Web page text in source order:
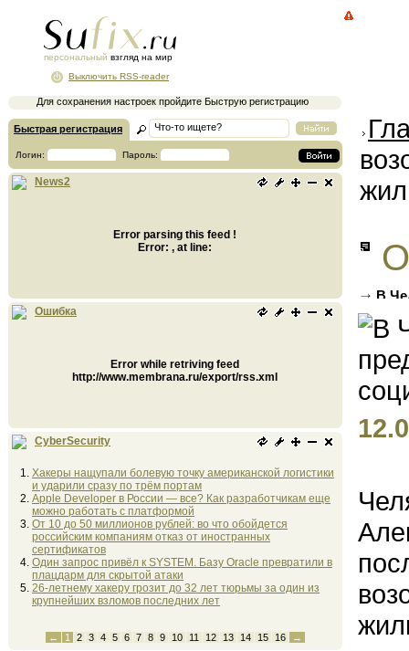
персональный взгляд на мир
Для сохранения настроек пройдите Быструю регистрацию
Выключить RSS-reader
Быстрая регистрация
Логин: Пароль:
News2
Error parsing this feed !
Error: , at line:
Ошибка
Error while retriving feed
http://www.membrana.ru/export/rss.xml
CyberSecurity
Хакеры нащупали болевую точку американской логистики
и ударили сразу по трём портам
Apple Developer в России — все? Как разработчикам еще
можно работать с платформой
От 10 до 50 миллионов рублей: во что обойдется
российским компаниям отказ от иностранных
сертификатов
Один запрос привёл к SYSTEM. Базу Oracle превратили в
плацдарм для скрытой атаки
26-летнему хакеру грозит до 32 лет тюрьмы за один из
крупнейших взломов последних лет
← 1 2 3 4 5 6 7 8 9 10 11 12 13 14 15 16 →
В